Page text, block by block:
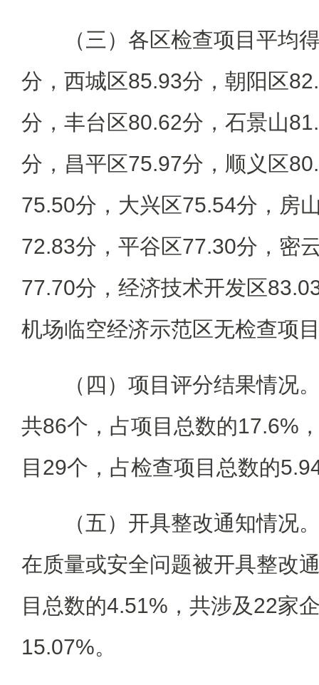
（三）各区检查项目平均
分，西城区85.93分，朝阳区
分，丰台区80.62分，石景山
分，昌平区75.97分，顺义区
75.50分，大兴区75.54分，房
72.83分，平谷区77.30分，密
77.70分，经济技术开发区
机场临空经济示范区无检查项
（四）项目评分结果情况
共86个，占项目总数的17.6%
目29个，占检查项目总数的
（五）开具整改通知情况
在质量或安全问题被开具整改
目总数的4.51%，共涉及22家
15.07%。